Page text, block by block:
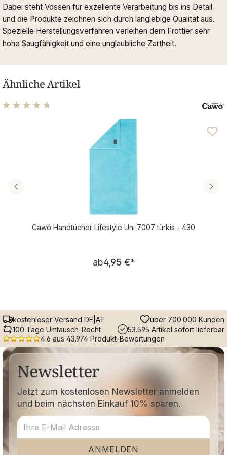
Dabei steht Vossen für exzellente Verarbeitung bis ins Detail
und die Produkte zeichnen sich durch langlebige Qualität aus.
Spezielle Herstellungsverfahren verleihen dem Frottier sehr
hohe Saugfähigkeit und eine unglaubliche Zartheit.
Ähnliche Artikel
Durchschnittliche Bewertung von 4.63 von 5 Sternen
Cawö Handtücher Lifestyle Uni 7007 türkis - 430
Regulärer Preis:
ab4,95 €*
kostenloser Versand DE|AT
über 700.000 Kunden
100 Tage Umtausch-Recht
53.595 Artikel sofort lieferbar
4.6 aus 43.974 Produkt-Bewertungen
Newsletter
Jetzt zum kostenlosen Newsletter anmelden
und beim nächsten Einkauf 10% sparen.
ANMELDEN